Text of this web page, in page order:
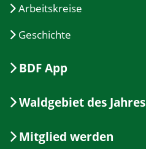
Arbeitskreise
Geschichte
BDF App
Waldgebiet des Jahres
Mitglied werden